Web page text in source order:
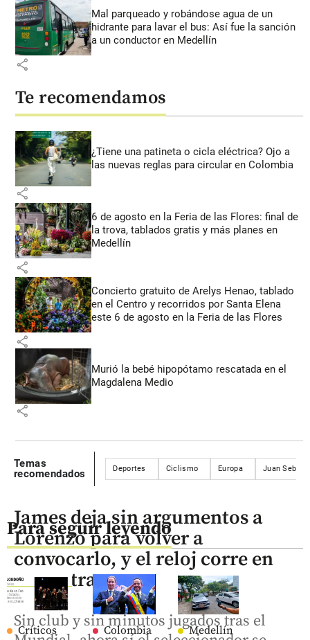
Mal parqueado y robándose agua de un
hidrante para lavar el bus: Así fue la sanción
a un conductor en Medellín
share
Te recomendamos
¿Tiene una patineta o cicla eléctrica? Ojo a
las nuevas reglas para circular en Colombia
share
6 de agosto en la Feria de las Flores: final de
la trova, tablados gratis y más planes en
Medellín
share
Concierto gratuito de Arelys Henao, tablado
en el Centro y recorridos por Santa Elena
este 6 de agosto en la Feria de las Flores
share
Murió la bebé hipopótamo rescatada en el
Magdalena Medio
share
Temas
recomendados
Deportes Ciclismo Europa Juan
Para seguir leyendo
Críticos Colombia Medellín
James deja sin argumentos a
Lorenzo para volver a
convocarlo, y el reloj corre en
su contra
Sin club y sin minutos jugados tras el